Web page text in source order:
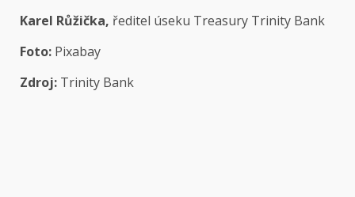
Karel Růžička, ředitel úseku Treasury Trinity Bank
Foto: Pixabay
Zdroj: Trinity Bank